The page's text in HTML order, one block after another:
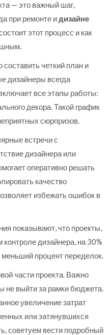
— это важный шаг,
при ремонте идизайне
этот процесс и как
четкий план и
дизайнеры всегда
все этапы работы:
декора. Такой график
сюрпризов.
встречи с
дизайнера или
оперативно решать
качество
избежать ошибок в
показывают, что проекты,
дизайнера, на 30%
процент переделок.
части проекта. Важно
не выйти за рамки бюджета.
увеличение затрат
или затянувшихся
советуем вести подробный